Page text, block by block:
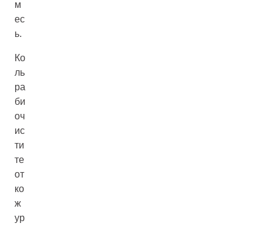
м
ес
ь.
Ко
ль
ра
би
оч
ис
ти
те
от
ко
ж
ур